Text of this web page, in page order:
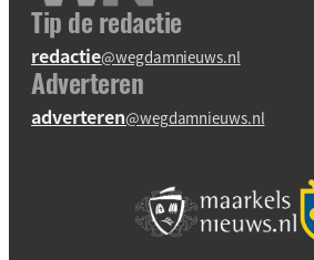
Tip de redactie
redactie@wegdamnieuws.nl
Adverteren
adverteren@wegdamnieuws.nl